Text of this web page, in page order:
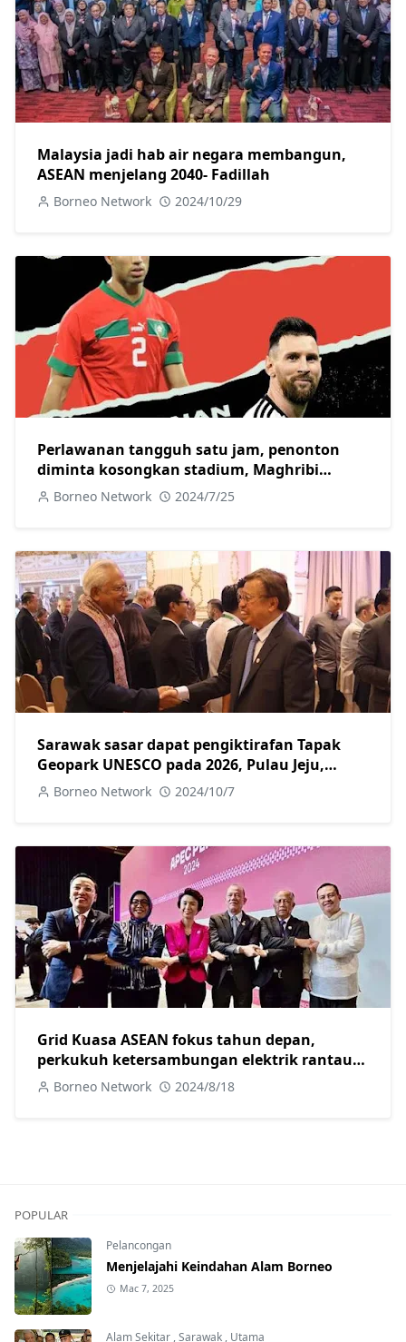
Malaysia jadi hab air negara membangun,
ASEAN menjelang 2040- Fadillah
Borneo Network 2024/10/29
Perlawanan tangguh satu jam, penonton
diminta kosongkan stadium, Maghribi
aibkan Argentina 2-1
Borneo Network 2024/7/25
Sarawak sasar dapat pengiktirafan Tapak
Geopark UNESCO pada 2026, Pulau Jeju,
Korea jadi tanda aras
Borneo Network 2024/10/7
Grid Kuasa ASEAN fokus tahun depan,
perkukuh ketersambungan elektrik rantau
ASEAN- TPM Fadillah
Borneo Network 2024/8/18
POPULAR
Pelancongan
Menjelajahi Keindahan Alam Borneo
Mac 7, 2025
Alam Sekitar ,Sarawak , Utama